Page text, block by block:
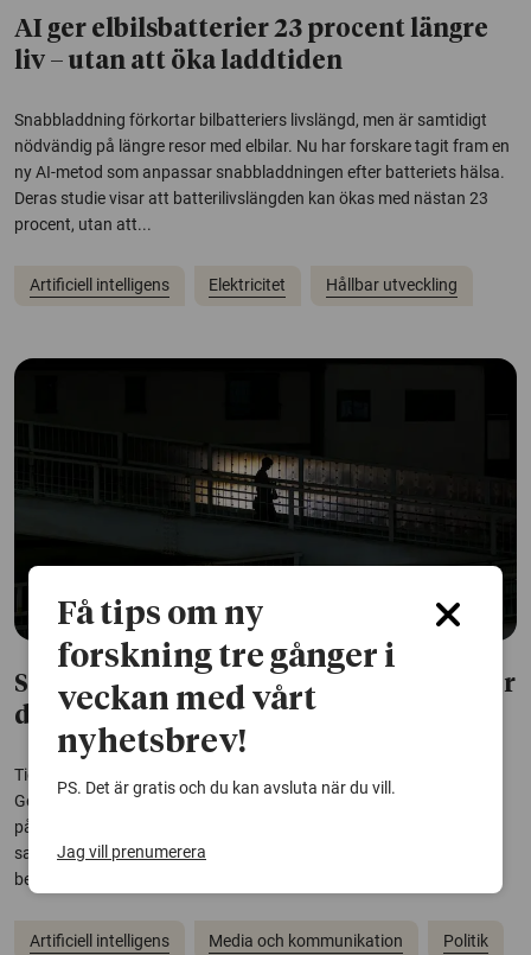
AI ger elbilsbatterier 23 procent längre
liv – utan att öka laddtiden
Snabbladdning förkortar bilbatteriers livslängd, men är samtidigt
nödvändig på längre resor med elbilar. Nu har forskare tagit fram en
ny AI-metod som anpassar snabbladdningen efter batteriets hälsa.
Deras studie visar att batterilivslängden kan ökas med nästan 23
procent, utan att...
Artificiell intelligens Elektricitet Hållbar utveckling
Så kan AI forma valet – utan att vi märker
det
Tiden inför riksdagsvalet 2026 präglas av ett pågående skifte.
Generativ AI hotar demokratin genom att förstärka konflikter,
påverka vad som uppfattas som viktigt och skapa innehåll där
sanning och lögn är svåra att skilja åt. Därför är det viktigt för
beslutsfattare, medier och...
Artificiell intelligens Media och kommunikation Politik
Få tips om ny
forskning tre gånger i
veckan med vårt
nyhetsbrev!
PS. Det är gratis och du kan avsluta när du vill.
Jag vill prenumerera